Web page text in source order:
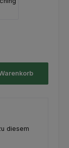
diesem